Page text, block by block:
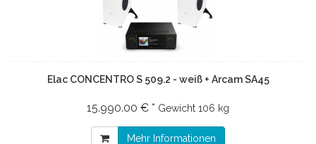
Elac CONCENTRO S 509.2 - weiß + Arcam SA45
15.990.00 € * Gewicht 106 kg
Mehr Informationen